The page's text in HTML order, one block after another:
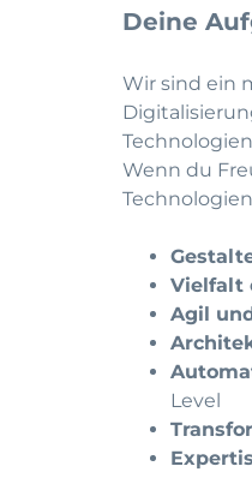
Deine
Wir sind ein
Wenn du
Vielfalt
Agil
Level